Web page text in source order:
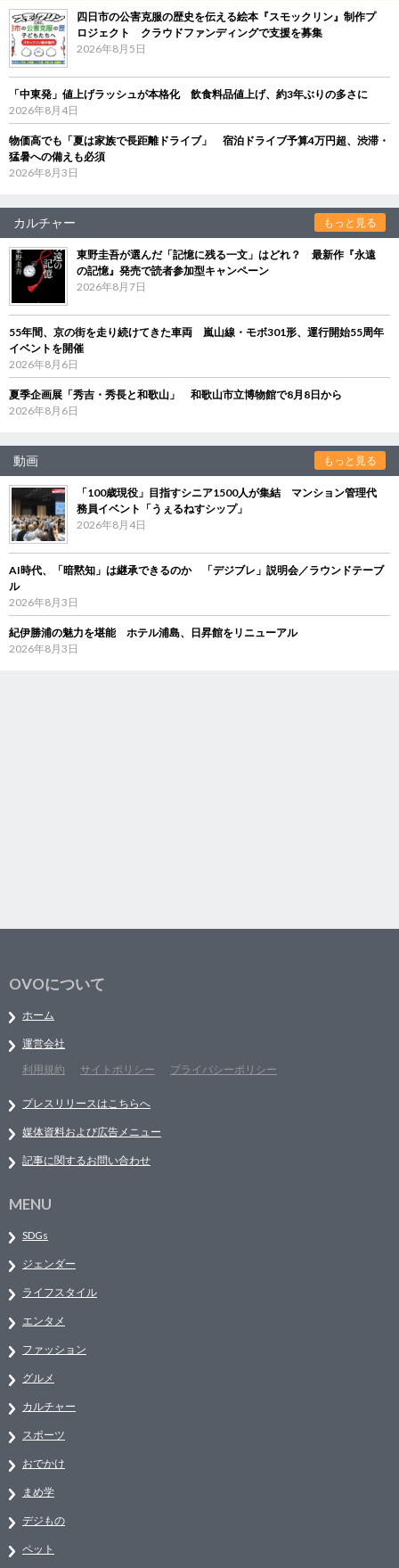
四日市の公害克服の歴史を伝える絵本『スモックリン』制作プ
ロジェクト クラウドファンディングで支援を募集
2026年8月5日
「中東発」値上げラッシュが本格化 飲食料品値上げ、約3年ぶりの多さに
2026年8月4日
物価高でも「夏は家族で長距離ドライブ」 宿泊ドライブ予算4万円超、渋滞・
猛暑への備えも必須
2026年8月3日
カルチャー もっと見る
東野圭吾が選んだ「記憶に残る一文」はどれ？ 最新作『永遠
の記憶』発売で読者参加型キャンペーン
2026年8月7日
55年間、京の街を走り続けてきた車両 嵐山線・モボ301形、運行開始55周年
イベントを開催
2026年8月6日
夏季企画展「秀吉・秀長と和歌山」 和歌山市立博物館で8月8日から
2026年8月6日
動画 もっと見る
「100歳現役」目指すシニア1500人が集結 マンション管理代
務員イベント「うぇるねすシップ」
2026年8月4日
AI時代、「暗黙知」は継承できるのか 「デジブレ」説明会／ラウンドテーブ
ル
2026年8月3日
紀伊勝浦の魅力を堪能 ホテル浦島、日昇館をリニューアル
2026年8月3日
OVOについて
ホーム
運営会社
利用規約
サイトポリシー プライバシーポリシー
プレスリリースはこちらへ
媒体資料および広告メニュー
記事に関するお問い合わせ
MENU
SDGs
ジェンダー
ライフスタイル
エンタメ
ファッション
グルメ
カルチャー
スポーツ
おでかけ
まめ学
デジもの
ペット